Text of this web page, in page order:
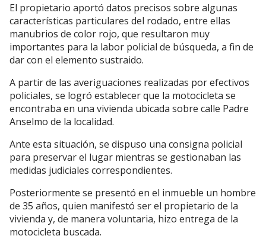
El propietario aportó datos precisos sobre algunas
características particulares del rodado, entre ellas
manubrios de color rojo, que resultaron muy
importantes para la labor policial de búsqueda, a fin de
dar con el elemento sustraido.
A partir de las averiguaciones realizadas por efectivos
policiales, se logró establecer que la motocicleta se
encontraba en una vivienda ubicada sobre calle Padre
Anselmo de la localidad.
Ante esta situación, se dispuso una consigna policial
para preservar el lugar mientras se gestionaban las
medidas judiciales correspondientes.
Posteriormente se presentó en el inmueble un hombre
de 35 años, quien manifestó ser el propietario de la
vivienda y, de manera voluntaria, hizo entrega de la
motocicleta buscada.